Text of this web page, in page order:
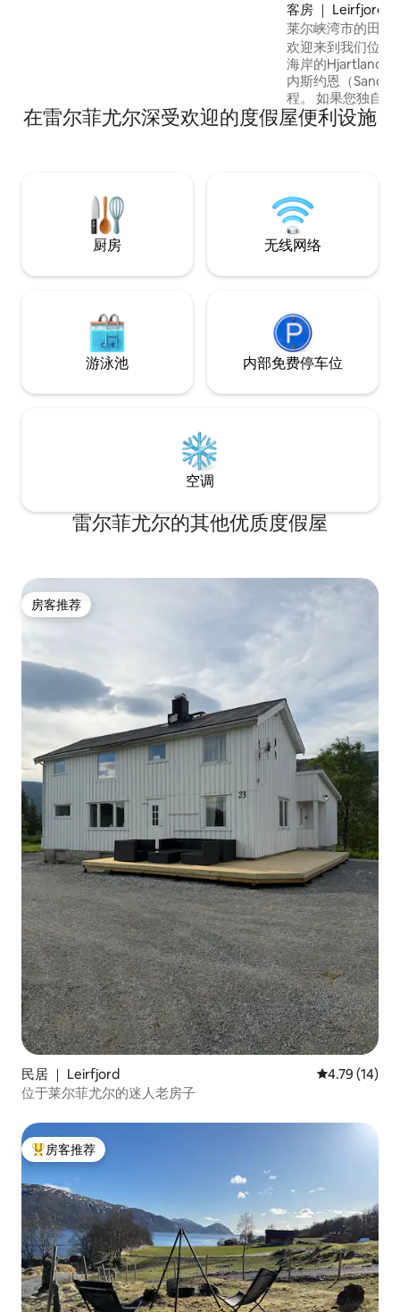
客房 ｜ Leirfjord
莱尔峡湾市的田园
欢迎来到我们位
海岸的Hjartland
内斯约恩（
程。 如果您独自
一起来，周围环绕
景色，这里是完
人的起点出发，体
和野生动物。
在雷尔菲尤尔深受欢迎的度假屋便利设施
厨房 无线网络
游泳池 内部免费停车位
空调
雷尔菲尤尔的其他优质度假屋
房客推荐
房客推荐
民居 ｜ Leirfjord 平均评分
4.79 (14)
位于莱尔菲尤尔的迷人老房子
热门「房客推荐」
房客推荐